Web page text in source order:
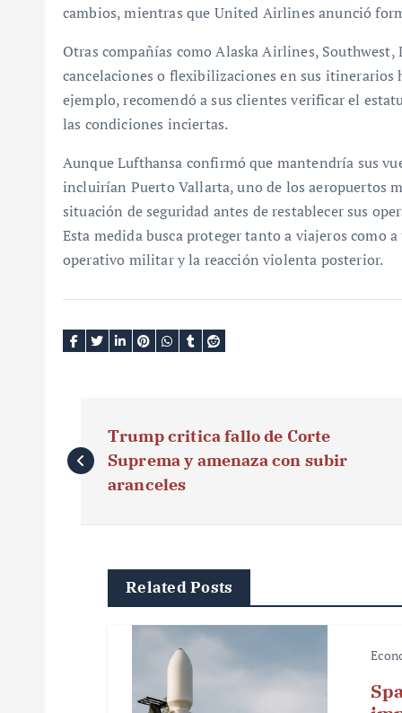
cambios, mientras que United Airlines anunció
Otras compañías como Alaska Airlines,
cancelaciones o flexibilizaciones en sus itinerarios
ejemplo, recomendó a sus clientes verificar el
las condiciones inciertas.
Aunque Lufthansa confirmó que mantendría sus
incluirían Puerto Vallarta, uno de los aeropuertos
situación de seguridad antes de restablecer sus
Esta medida busca proteger tanto a viajeros como
operativo militar y la reacción violenta posterior.
a
Trump critica fallo de Corte
Suprema y amenaza con subir
aranceles
Related Posts